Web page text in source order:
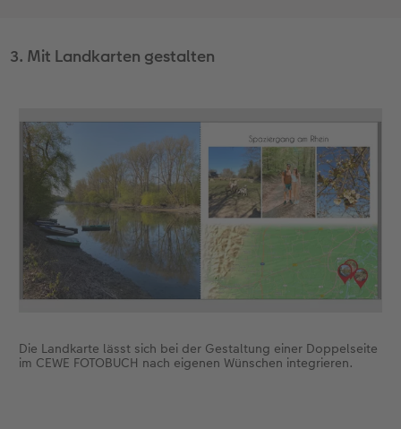
3. Mit Landkarten gestalten
Die Landkarte lässt sich bei der Gestaltung einer Doppelseite
im CEWE FOTOBUCH nach eigenen Wünschen integrieren.